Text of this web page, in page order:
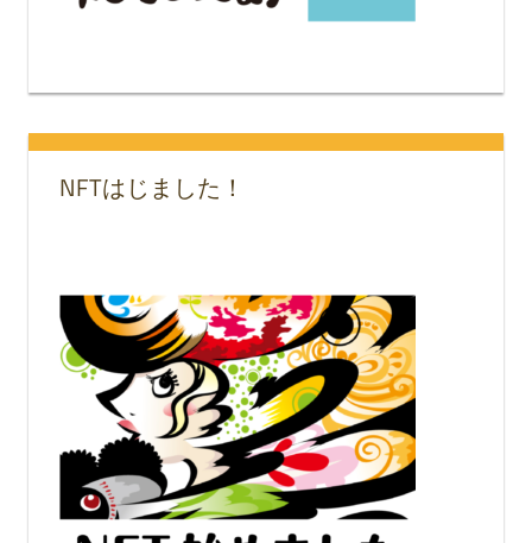
NFTはじました！